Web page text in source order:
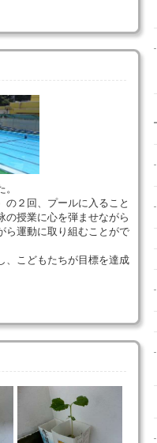
２回、プールに入ること
の授業に心を弾ませながら
ら運動に取り組むことがで
こどもたちが目標を達成